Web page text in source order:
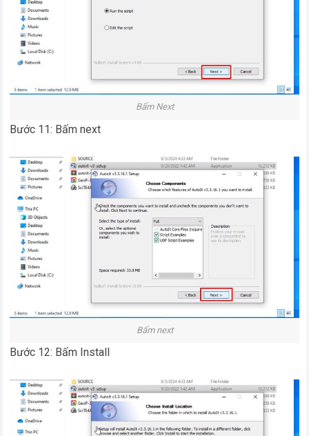
Bấm Next
Bước 11: Bấm next
Bấm next
Bước 12: Bấm Install